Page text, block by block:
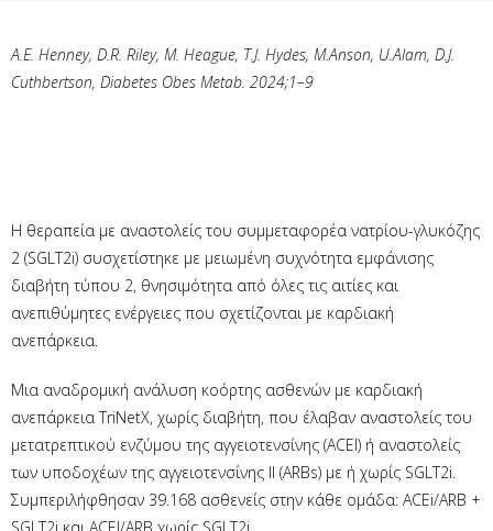
A.E. Henney, D.R. Riley, M. Heague, T.J. Hydes, M.Anson, U.Alam, D.J.
Cuthbertson, Diabetes Obes Metab. 2024;1–9
Η θεραπεία με αναστολείς του συμμεταφορέα νατρίου-γλυκόζης
2 (SGLT2i) συσχετίστηκε με μειωμένη συχνότητα εμφάνισης
διαβήτη τύπου 2, θνησιμότητα από όλες τις αιτίες και
ανεπιθύμητες ενέργειες που σχετίζονται με καρδιακή
ανεπάρκεια.
Μια αναδρομική ανάλυση κοόρτης ασθενών με καρδιακή
ανεπάρκεια TriNetX, χωρίς διαβήτη, που έλαβαν αναστολείς του
μετατρεπτικού ενζύμου της αγγειοτενσίνης (ACEI) ή αναστολείς
των υποδοχέων της αγγειοτενσίνης II (ARBs) με ή χωρίς SGLT2i.
Συμπεριλήφθησαν 39.168 ασθενείς στην κάθε ομάδα: ACEi/ARB +